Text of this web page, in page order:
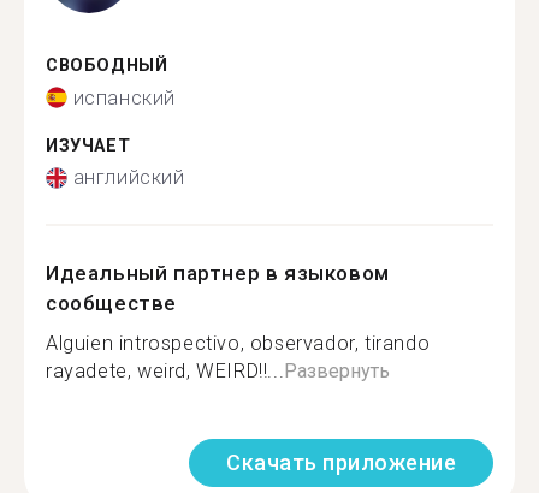
СВОБОДНЫЙ
испанский
ИЗУЧАЕТ
английский
Идеальный партнер в языковом
сообществе
Alguien introspectivo, observador, tirando
rayadete, weird, WEIRD!!...Развернуть
Скачать приложение